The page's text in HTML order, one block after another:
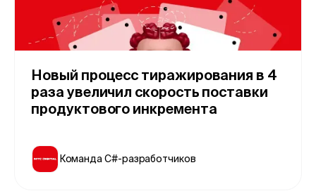
Новый процесс тиражирования в 4
раза увеличил скорость поставки
продуктового инкремента
Команда С#-разработчиков